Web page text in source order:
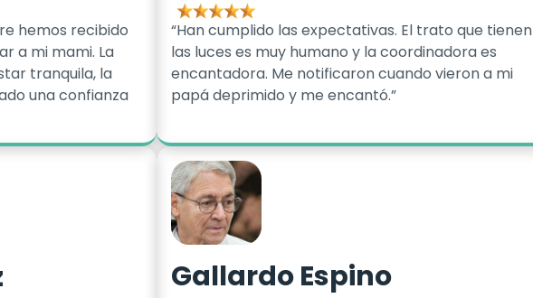
hemos recibido
a mi mami. La
tranquila, la
una confianza
“Han cumplido las expectativas. El trato que tienen
las luces es muy humano y la coordinadora es
encantadora. Me notificaron cuando vieron a mi
papá deprimido y me encantó.”
Gallardo Espino